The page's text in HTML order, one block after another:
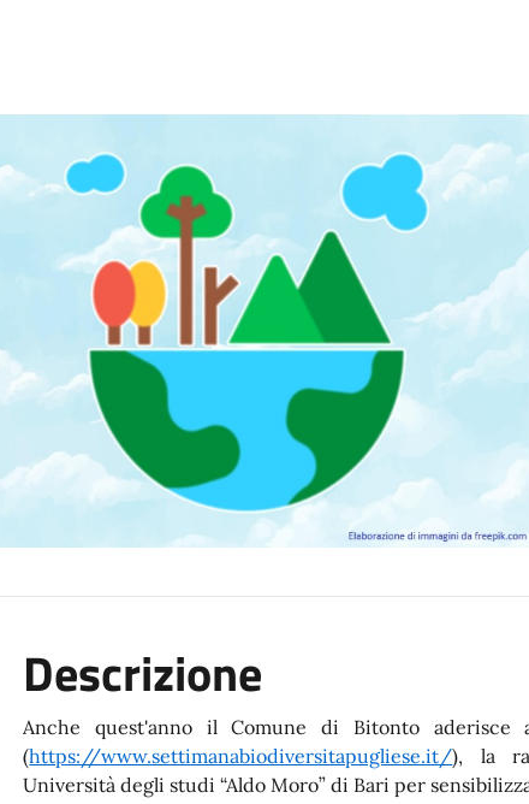
Descrizione
Anche quest'anno il Comune di Bitonto aderisce
(https://www.settimanabiodiversitapugliese.it/), la
Università degli studi “Aldo Moro” di Bari per